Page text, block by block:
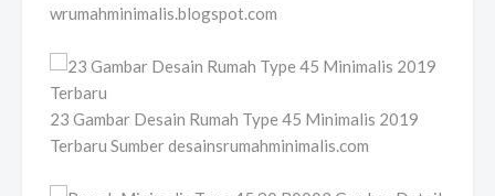
wrumahminimalis.blogspot.com
23 Gambar Desain Rumah Type 45 Minimalis 2019
Terbaru Sumber desainsrumahminimalis.com